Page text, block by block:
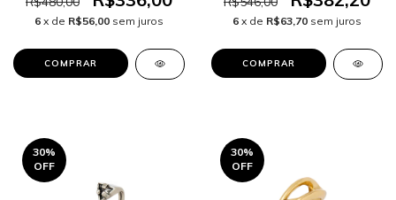
6 x de R$56,00 sem juros 6 x de R$63,70 sem juros
30%
OFF
30%
OFF